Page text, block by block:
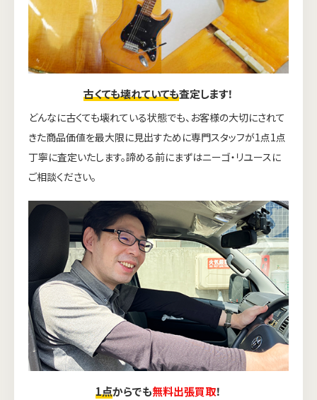
古くても壊れていても査定します！
どんなに古くても壊れている状態でも、お客様の大切にされて
きた商品価値を最大限に見出すために専門スタッフが1点1点
丁寧に査定いたします。諦める前にまずはニーゴ・リユースに
ご相談ください。
1点からでも無料出張買取！